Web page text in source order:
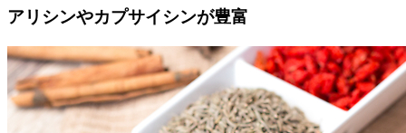
アリシンやカプサイシンが豊富